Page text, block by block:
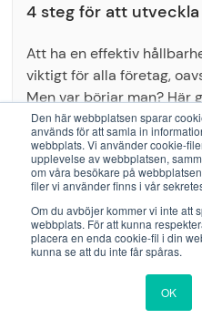
Den här webbplatsen sparar
används för att samla in
webbplats. Vi använder cookie-
upplevelse av webbplatsen,
om våra besökare på
filer vi använder finns i vår
Om du avböjer kommer vi inte att
webbplats. För att kunna
placera en enda cookie-fil i din
kunna se att du inte får spåras.
OK
4 steg för att
Att ha en effektiv
viktigt för alla företag,
Men var börjar man? Här
tips på hur du kan
fyra steg.
Framtidens arbetsplatser